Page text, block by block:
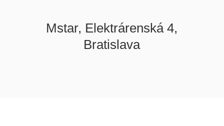
Mstar, Elektrárenská 4,
Bratislava